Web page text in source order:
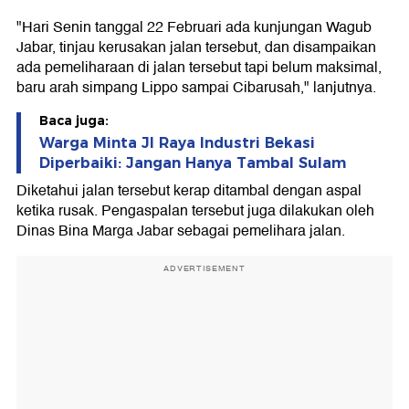
"Hari Senin tanggal 22 Februari ada kunjungan Wagub
Jabar, tinjau kerusakan jalan tersebut, dan disampaikan
ada pemeliharaan di jalan tersebut tapi belum maksimal,
baru arah simpang Lippo sampai Cibarusah," lanjutnya.
Baca juga:
Warga Minta Jl Raya Industri Bekasi
Diperbaiki: Jangan Hanya Tambal Sulam
Diketahui jalan tersebut kerap ditambal dengan aspal
ketika rusak. Pengaspalan tersebut juga dilakukan oleh
Dinas Bina Marga Jabar sebagai pemelihara jalan.
ADVERTISEMENT